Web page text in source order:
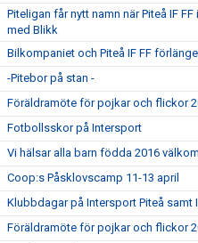
Piteligan får nytt namn när Piteå IF
med Blikk
Bilkompaniet och Piteå IF FF
-Pitebor på stan -
Föräldramöte för pojkar och flickor
Fotbollsskor på Intersport
Vi hälsar alla barn födda 2016
Coop:s Påsklovscamp 11-13 april
Klubbdagar på Intersport Piteå samt
Föräldramöte för pojkar och flickor